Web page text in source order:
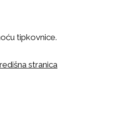
tipkovnice.
stranica